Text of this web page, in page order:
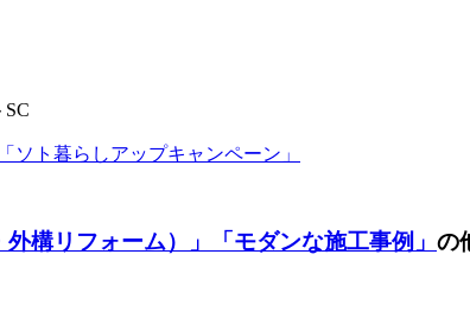
構リフォーム）」 「モダンな施工事例」 の